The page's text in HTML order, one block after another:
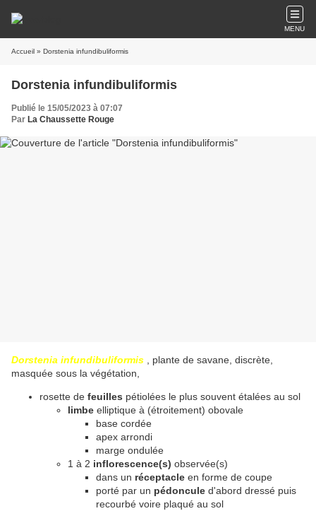
MENU
Accueil » Dorstenia infundibuliformis
Dorstenia infundibuliformis
Publié le 15/05/2023 à 07:07
Par La Chaussette Rouge
Dorstenia infundibuliformis , plante de savane, discrète,
masquée sous la végétation,
rosette de feuilles pétiolées le plus souvent étalées au sol
limbe elliptique à (étroitement) obovale
base cordée
apex arrondi
marge ondulée
1 à 2 inflorescence(s) observée(s)
dans un réceptacle en forme de coupe
porté par un pédoncule d'abord dressé puis
recourbé voire plaqué au sol